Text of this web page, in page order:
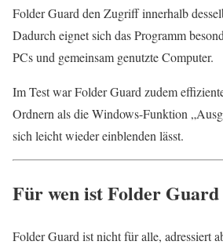
Folder Guard den Zugriff innerhalb
Dadurch eignet sich das Programm
PCs und gemeinsam genutzte Computer.
Im Test war Folder Guard zudem
Ordnern als die Windows-Funktion
sich leicht wieder einblenden lässt.
Für wen ist Folder Guard
Folder Guard ist nicht für alle, adressiert